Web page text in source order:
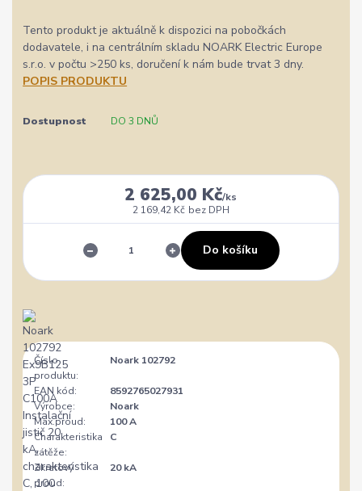
Tento produkt je aktuálně k dispozici na pobočkách
dodavatele, i na centrálním skladu NOARK Electric Europe
s.r.o. v počtu >250 ks, doručení k nám bude trvat 3 dny.
POPIS PRODUKTU
Dostupnost DO 3 DNŮ
2 625,00 Kč/ks
2 169,42 Kč bez DPH
Do košíku
Číslo
produktu:
Noark 102792
EAN kód:
8592765027931
Výrobce:
Noark
Max.proud:
100 A
Charakteristika
zátěže:
C
Zkratový
proud:
20 kA